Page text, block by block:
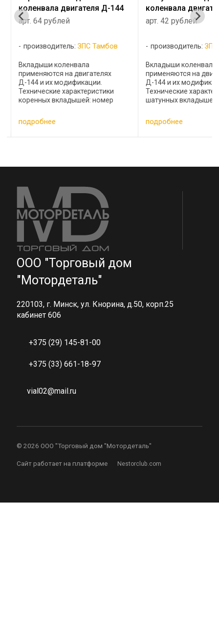
коленвала двигателя Д-144
арт. 64 рублей
производитель: ЗПС Тамбов
Вкладыши коленвала
применяются на двигателях
Д-144 и их модификации.
Технические характеристики
коренных вкладышей: номер
диаметр вала, мм А23.01-78-
144сб АО20 коренные Н1 70,25
А23.01-78-144сб АО20 коренные
подробнее
коленвала
арт. 42 рублей
производитель: ЗПС
Вкладыши коленвала
применяются на
Д-144 и их
Технические
шатунных
диаметр шейки
1004150А1 АО20
65,25 Д-144-
подробнее
ООО "Торговый дом
"Мотордеталь"
220103, г. Минск, ул. Кнорина, д.50, корп.25
кабинет 606
+375 (29) 145-81-00
+375 (33) 661-18-97
vial02@mail.ru
© 2026 ООО "Торговый дом "Мотордеталь"
Сайт работает на платформе Nestorclub.com